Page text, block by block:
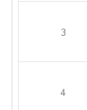
3
4